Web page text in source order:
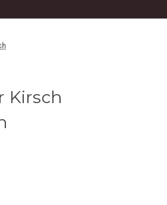
Kirsch